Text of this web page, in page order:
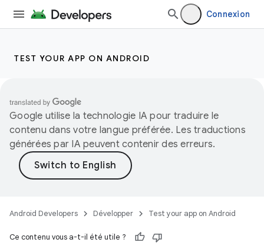
Connexion
TEST YOUR APP ON ANDROID
Google utilise la technologie IA pour traduire le
contenu dans votre langue préférée. Les traductions
générées par IA peuvent contenir des erreurs.
Android Developers Développer Test your app on Android
Ce contenu vous a-t-il été utile ?